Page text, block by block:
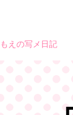
もえの写メ日記